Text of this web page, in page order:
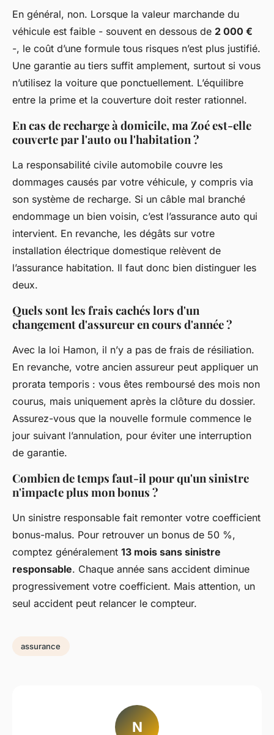
En général, non. Lorsque la valeur marchande du
véhicule est faible - souvent en dessous de 2 000 €
-, le coût d’une formule tous risques n’est plus justifié.
Une garantie au tiers suffit amplement, surtout si vous
n’utilisez la voiture que ponctuellement. L’équilibre
entre la prime et la couverture doit rester rationnel.
En cas de recharge à domicile, ma Zoé est-elle
couverte par l'auto ou l'habitation ?
La responsabilité civile automobile couvre les
dommages causés par votre véhicule, y compris via
son système de recharge. Si un câble mal branché
endommage un bien voisin, c’est l’assurance auto qui
intervient. En revanche, les dégâts sur votre
installation électrique domestique relèvent de
l’assurance habitation. Il faut donc bien distinguer les
deux.
Quels sont les frais cachés lors d'un
changement d'assureur en cours d'année ?
Avec la loi Hamon, il n’y a pas de frais de résiliation.
En revanche, votre ancien assureur peut appliquer un
prorata temporis : vous êtes remboursé des mois non
courus, mais uniquement après la clôture du dossier.
Assurez-vous que la nouvelle formule commence le
jour suivant l’annulation, pour éviter une interruption
de garantie.
Combien de temps faut-il pour qu'un sinistre
n'impacte plus mon bonus ?
Un sinistre responsable fait remonter votre coefficient
bonus-malus. Pour retrouver un bonus de 50 %,
comptez généralement 13 mois sans sinistre
responsable. Chaque année sans accident diminue
progressivement votre coefficient. Mais attention, un
seul accident peut relancer le compteur.
assurance
N